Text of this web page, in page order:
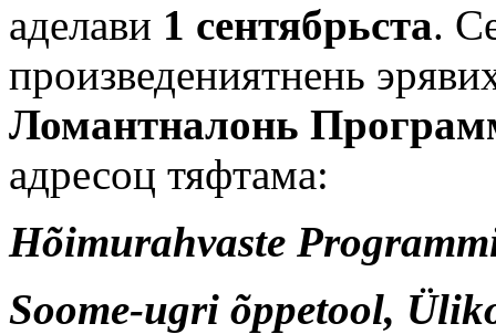
аделави 1 сентябрьста.
произведениятнень
Ломантналонь
адресоц тяфтама:
Hõimurahvaste
Soome-ugri õppetool,